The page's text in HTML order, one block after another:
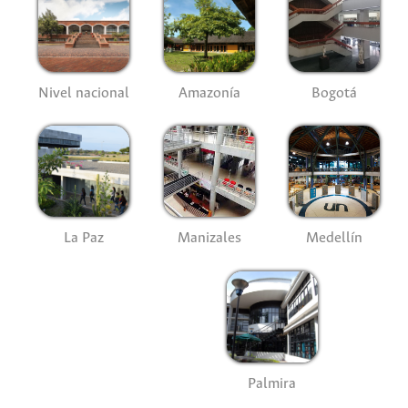
Nivel nacional Amazonía Bogotá
La Paz Manizales Medellín
Palmira